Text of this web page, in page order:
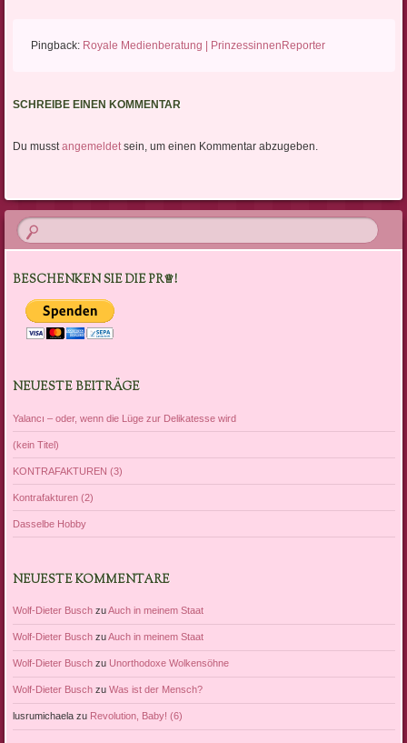
Pingback: Royale Medienberatung | PrinzessinnenReporter
SCHREIBE EINEN KOMMENTAR
Du musstangemeldetsein, um einen Kommentar abzugeben.
BESCHENKEN SIE DIE PR♕!
NEUESTE BEITRÄGE
Yalancı – oder, wenn die Lüge zur Delikatesse wird
(kein Titel)
KONTRAFAKTUREN (3)
Kontrafakturen (2)
Dasselbe Hobby
NEUESTE KOMMENTARE
Wolf-Dieter BuschzuAuch in meinem Staat
Wolf-Dieter BuschzuAuch in meinem Staat
Wolf-Dieter Buschzu Unorthodoxe Wolkensöhne
Wolf-Dieter Buschzu Was ist der Mensch?
lusrumichaelazu Revolution, Baby! (6)